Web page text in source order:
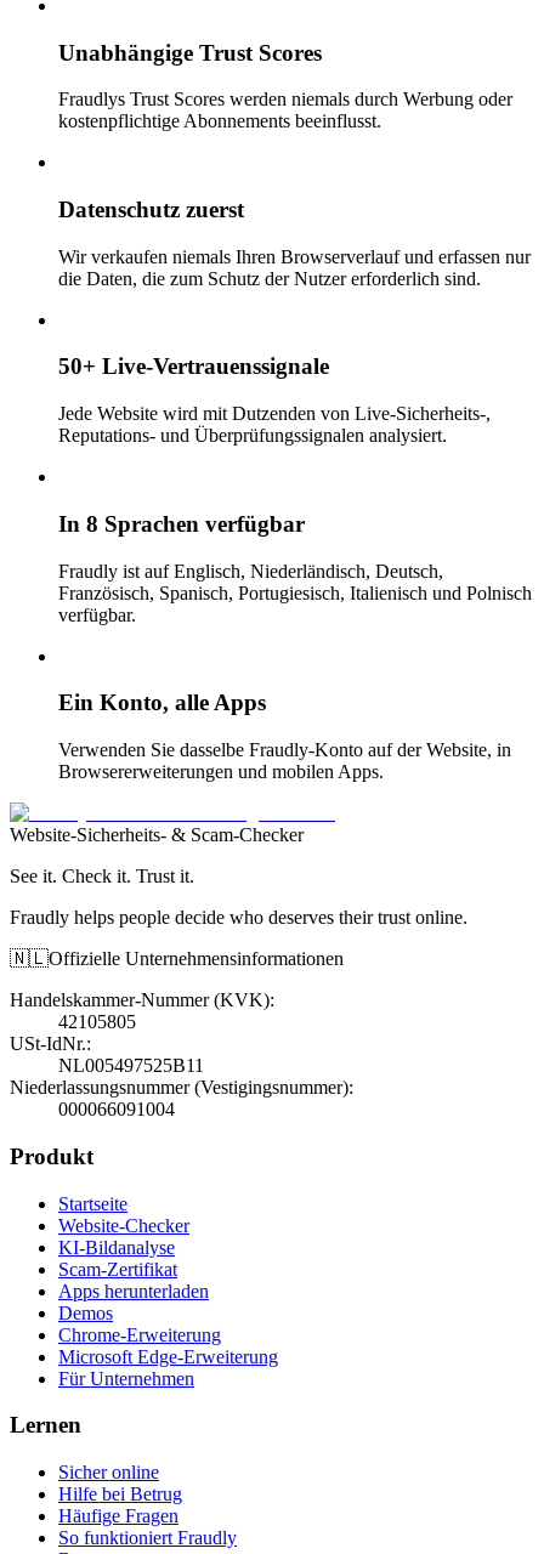
Unabhängige Trust Scores
Fraudlys Trust Scores werden niemals durch Werbung oder
kostenpflichtige Abonnements beeinflusst.
Datenschutz zuerst
Wir verkaufen niemals Ihren Browserverlauf und erfassen nur
die Daten, die zum Schutz der Nutzer erforderlich sind.
50+ Live-Vertrauenssignale
Jede Website wird mit Dutzenden von Live-Sicherheits-,
Reputations- und Überprüfungssignalen analysiert.
In 8 Sprachen verfügbar
Fraudly ist auf Englisch, Niederländisch, Deutsch,
Französisch, Spanisch, Portugiesisch, Italienisch und Polnisch
verfügbar.
Ein Konto, alle Apps
Verwenden Sie dasselbe Fraudly-Konto auf der Website, in
Browsererweiterungen und mobilen Apps.
Website-Sicherheits- & Scam-Checker
See it. Check it. Trust it.
Fraudly helps people decide who deserves their trust online.
🇳🇱Offizielle Unternehmensinformationen
Handelskammer-Nummer (KVK):
42105805
USt-IdNr.:
NL005497525B11
Niederlassungsnummer (Vestigingsnummer):
000066091004
Produkt
Startseite
Website-Checker
KI-Bildanalyse
Scam-Zertifikat
Apps herunterladen
Demos
Chrome-Erweiterung
Microsoft Edge-Erweiterung
Für Unternehmen
Lernen
Sicher online
Hilfe bei Betrug
Häufige Fragen
So funktioniert Fraudly